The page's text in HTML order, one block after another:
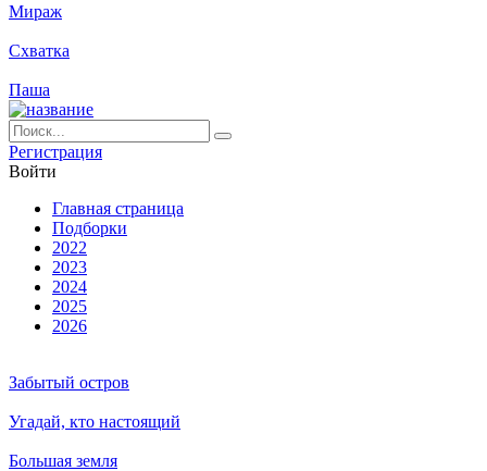
Мираж
Схватка
Паша
Ре­ги­ст­ра­ция
Вой­ти
Глав­ная стра­ни­ца
Подборки
2022
2023
2024
2025
2026
Забытый остров
Угадай, кто настоящий
Большая земля